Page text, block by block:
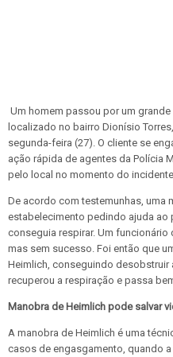
Um homem passou por um
localizado no bairro Dionísio
segunda-feira (27). O cliente se
ação rápida de agentes da Polícia
pelo local no momento do incidente.
De acordo com testemunhas, uma
estabelecimento pedindo ajuda ao
conseguia respirar. Um
mas sem sucesso. Foi então que
Heimlich, conseguindo desobstruir
recuperou a respiração e passa
Manobra de Heimlich pode salvar
A manobra de Heimlich é uma
casos de engasgamento, quando